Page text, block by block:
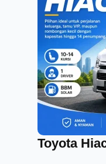
Toyota